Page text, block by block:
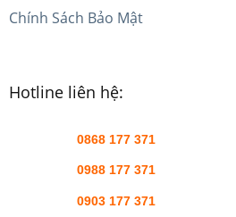
Chính Sách Bảo Mật
Hotline liên hệ:
0868 177 371
0988 177 371
0903 177 371